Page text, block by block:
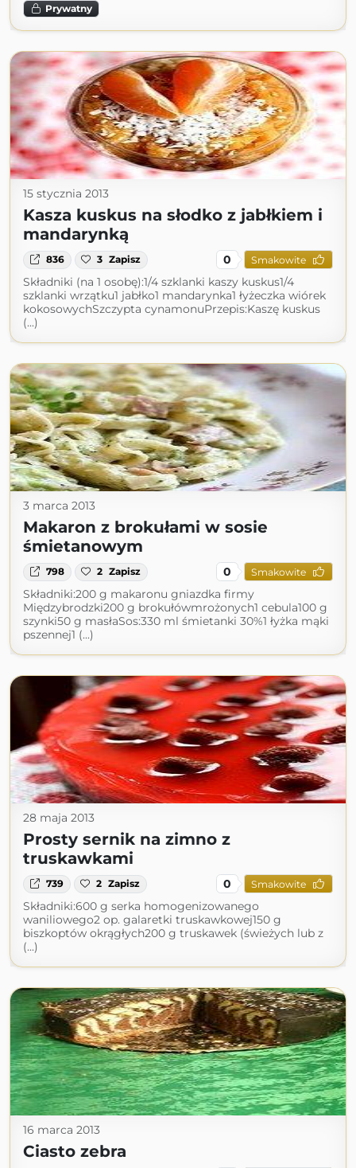
Prywatny
15 stycznia 2013
Kasza kuskus na słodko z jabłkiem i
mandarynką
836 3 Zapisz 0 Smakowite
Składniki (na 1 osobę):1/4 szklanki kaszy kuskus1/4
szklanki wrzątku1 jabłko1 mandarynka1 łyżeczka wiórek
kokosowychSzczypta cynamonuPrzepis:Kaszę kuskus
(...)
3 marca 2013
Makaron z brokułami w sosie
śmietanowym
798 2 Zapisz 0 Smakowite
Składniki:200 g makaronu gniazdka firmy
Międzybrodzki200 g brokułówmrożonych1 cebula100 g
szynki50 g masłaSos:330 ml śmietanki 30%1 łyżka mąki
pszennej1 (...)
28 maja 2013
Prosty sernik na zimno z
truskawkami
739 2 Zapisz 0 Smakowite
Składniki:600 g serka homogenizowanego
waniliowego2 op. galaretki truskawkowej150 g
biszkoptów okrągłych200 g truskawek (świeżych lub z
(...)
16 marca 2013
Ciasto zebra